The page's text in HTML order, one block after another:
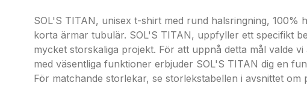
SOL'S TITAN, unisex t-shirt med rund halsringning,
korta ärmar tubulär. SOL'S TITAN, uppfyller ett specifikt
mycket storskaliga projekt. För att uppnå detta mål valde
med väsentliga funktioner erbjuder SOL'S TITAN dig en
För matchande storlekar, se storlekstabellen i avsnittet om